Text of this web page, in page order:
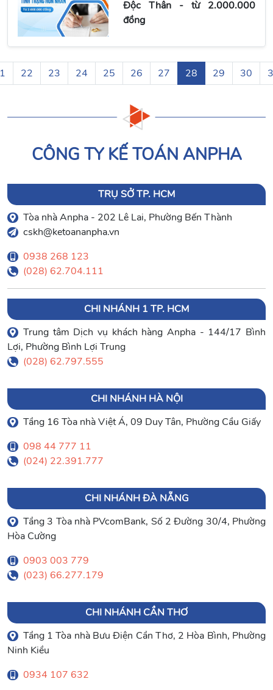
Độc Thân - từ 2.000.000
đồng
22 23 24 25 26 27 28 29 30
CÔNG TY KẾ TOÁN ANPHA
TRỤ SỞ TP. HCM
Tòa nhà Anpha - 202 Lê Lai, Phường Bến Thành
cskh@ketoananpha.vn
0938 268 123
(028) 62.704.111
CHI NHÁNH 1 TP. HCM
Trung tâm Dịch vụ khách hàng Anpha - 144/17 Bình
Lợi, Phường Bình Lợi Trung
(028) 62.797.555
CHI NHÁNH HÀ NỘI
Tầng 16 Tòa nhà Việt Á, 09 Duy Tân, Phường Cầu Giấy
098 44 777 11
(024) 22.391.777
CHI NHÁNH ĐÀ NẴNG
Tầng 3 Tòa nhà PVcomBank, Số 2 Đường 30/4, Phường
Hòa Cường
0903 003 779
(023) 66.277.179
CHI NHÁNH CẦN THƠ
Tầng 1 Tòa nhà Bưu Điện Cần Thơ, 2 Hòa Bình, Phường
Ninh Kiều
0934 107 632